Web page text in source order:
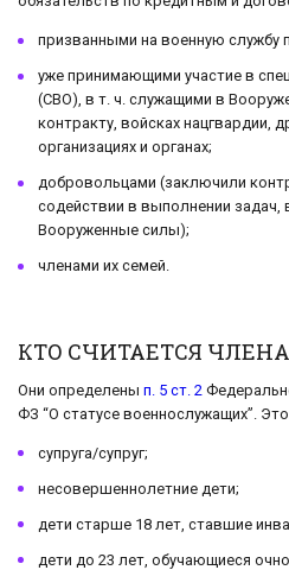
призванными на военную службу
уже принимающими участие в
(СВО), в т. ч. служащими в
контракту, войсках нацгвардии,
организациях и органах;
добровольцами (заключили
содействии в выполнении задач,
Вооруженные силы);
членами их семей.
КТО СЧИТАЕТСЯ
Они определены п. 5 ст. 2
ФЗ “О статусе военнослужащих”.
супруга/супруг;
несовершеннолетние дети;
дети старше 18 лет, ставшие
дети до 23 лет, обучающиеся